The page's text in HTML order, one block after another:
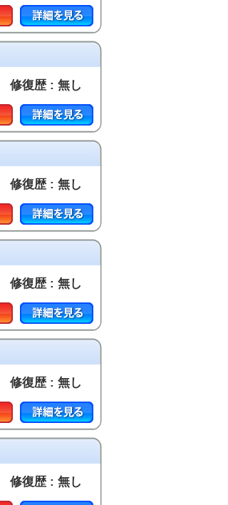
修復歴 : 無し
修復歴 : 無し
修復歴 : 無し
修復歴 : 無し
修復歴 : 無し